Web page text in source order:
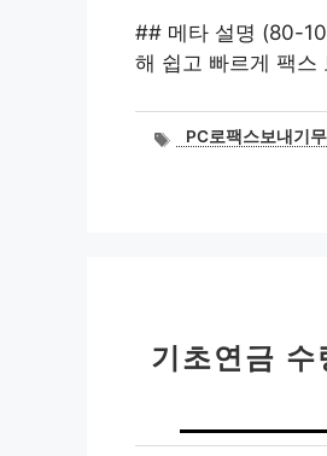
## 메타 설명 (80-
해 쉽고 빠르게 팩
태PC로팩스보내기
기초연금